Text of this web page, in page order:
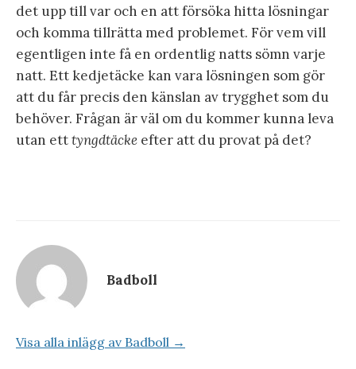
det upp till var och en att försöka hitta lösningar
och komma tillrätta med problemet. För vem vill
egentligen inte få en ordentlig natts sömn varje
natt. Ett kedjetäcke kan vara lösningen som gör
att du får precis den känslan av trygghet som du
behöver. Frågan är väl om du kommer kunna leva
utan etttyngdtäcke efter att du provat på det?
Badboll
Visa alla inlägg av Badboll →